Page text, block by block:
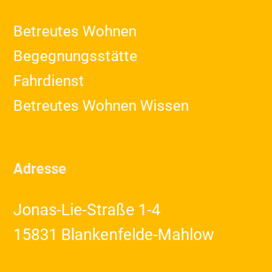
Betreutes Wohnen
Begegnungsstätte
Fahrdienst
Betreutes Wohnen Wissen
Adresse
Jonas-Lie-Straße 1-4
15831 Blankenfelde-Mahlow